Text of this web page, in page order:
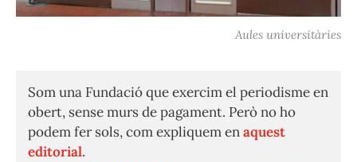
Aules universitàries
Som una Fundació que exercim el periodisme en
obert, sense murs de pagament. Però no ho
podem fer sols, com expliquem enaquest
editorial.